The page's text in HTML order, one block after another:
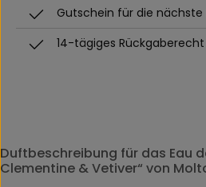
Gutschein für die nächste
14-tägiges Rückgaberecht
Duftbeschreibung für das Eau
Clementine & Vetiver“ von